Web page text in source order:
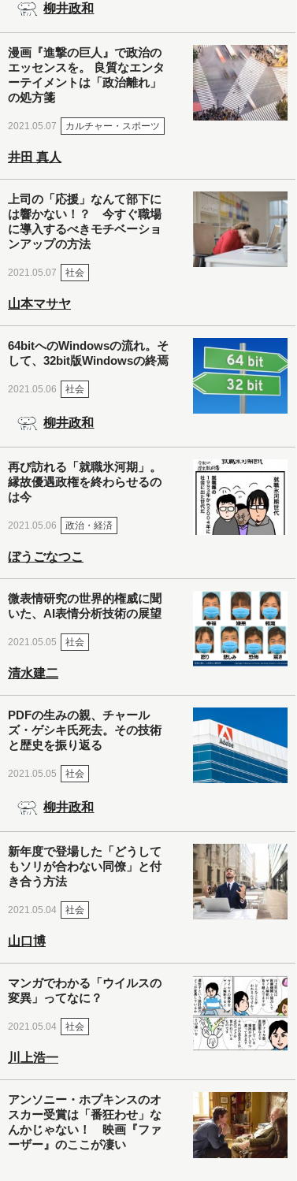
柳井政和
漫画『進撃の巨人』で政治の
エッセンスを。 良質なエンタ
ーテイメントは「政治離れ」
の処方箋
2021.05.07 カルチャー・スポーツ
井田 真人
上司の「応援」なんて部下に
は響かない！？ 今すぐ職場
に導入するべきモチベーショ
ンアップの方法
2021.05.07 社会
山本マサヤ
64bitへのWindowsの流れ。そ
して、32bit版Windowsの終焉
2021.05.06 社会
柳井政和
再び訪れる「就職氷河期」。
縁故優遇政権を終わらせるの
は今
2021.05.06 政治・経済
ぼうごなつこ
微表情研究の世界的権威に聞
いた、AI表情分析技術の展望
2021.05.05 社会
清水建二
PDFの生みの親、チャール
ズ・ゲシキ氏死去。その技術
と歴史を振り返る
2021.05.05 社会
柳井政和
新年度で登場した「どうして
もソリが合わない同僚」と付
き合う方法
2021.05.04 社会
山口博
マンガでわかる「ウイルスの
変異」ってなに？
2021.05.04 社会
川上浩一
アンソニー・ホプキンスのオ
スカー受賞は「番狂わせ」な
んかじゃない！ 映画『ファ
ーザー』のここが凄い